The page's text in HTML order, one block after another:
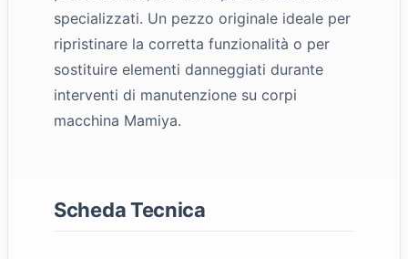
specializzati. Un pezzo originale ideale per
ripristinare la corretta funzionalità o per
sostituire elementi danneggiati durante
interventi di manutenzione su corpi
macchina Mamiya.
Scheda Tecnica